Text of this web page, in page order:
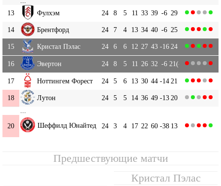
13
Фулхэм 24 8 5 11 33 39 -6 29
14 Брентфорд 24 7 4 13 34 40 -6 25
15 Кристал Пэлас 24 6 6 12 27 43 -16 24
16 Эвертон 24 8 5 11 26 32 -6 21(-8)
17 Ноттингем Форест 24 5 6 13 30 44 -14 21
18 Лутон 24 5 5 14 36 49 -13 20
20
Шеффилд Юнайтед 24 3 4 17 22 60 -38 13
Предшествующие матчи
Кристал Пэлас